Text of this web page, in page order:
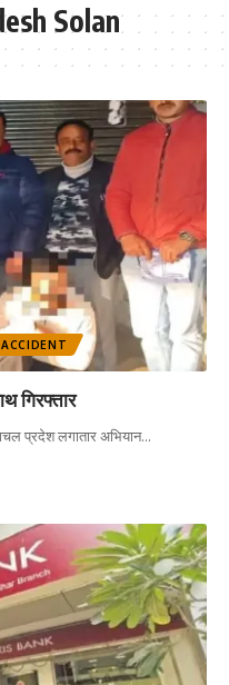
Solan
गिरफ्तार
प्रदेश लगातार अभियान…